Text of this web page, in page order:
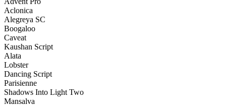
Aclonica
Alegreya SC
Boogaloo
Caveat
Kaushan Script
Alata
Lobster
Dancing Script
Parisienne
Shadows Into Light Two
Mansalva